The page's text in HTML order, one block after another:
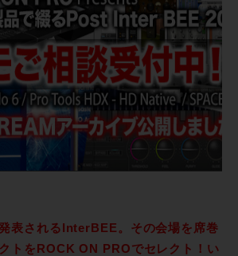
表されるInterBEE。その会場を席巻
トをROCK ON PROでセレクト！い